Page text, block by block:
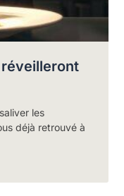
réveilleront
les
déjà retrouvé à